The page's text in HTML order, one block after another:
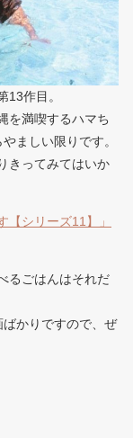
13作目。
を満喫するハマち
ましい限りです。
きってみてはいか
シリーズ11】」
るごはんはそれだ
かりですので、ぜ